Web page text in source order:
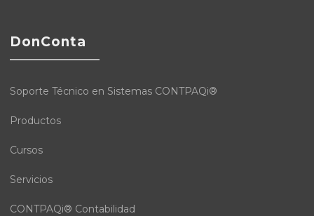
DonConta
Soporte Técnico en Sistemas CONTPAQi®
Productos
Cursos
Servicios
CONTPAQi® Contabilidad